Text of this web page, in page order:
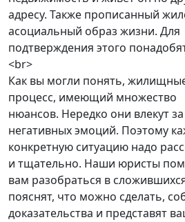
адресу. Также прописанный
асоциальный образ жизни. Для
подтверждения этого
<br>
Как вы могли понять,
процесс, имеющий множество
нюансов. Нередко они влекут
негативных эмоций. Поэтому
конкретную ситуацию надо
и тщательно. Наши юристы
вам разобраться в
пояснят, что можно сделать,
доказательства и представят